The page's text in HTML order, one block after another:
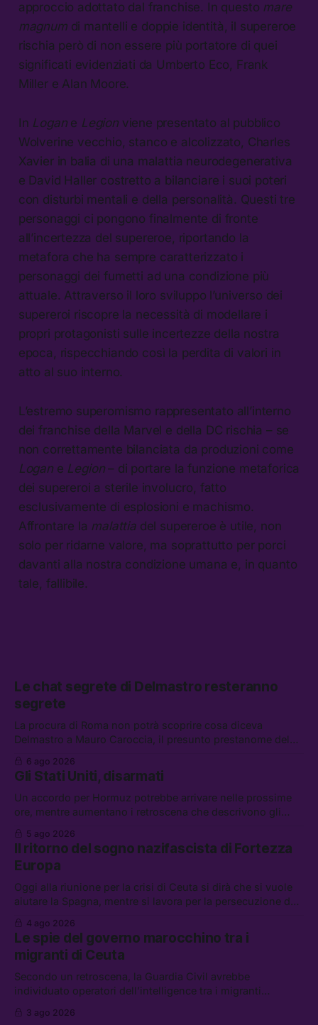
approccio adottato dal franchise. In questo mare
magnumdi mantelli e doppie identità, il supereroe
rischia però di non essere più portatore di quei
significati evidenziati da Umberto Eco, Frank
Miller e Alan Moore.
In Logan e Legionviene presentato al pubblico
Wolverine vecchio, stanco e alcolizzato, Charles
Xavier in balia di una malattia neurodegenerativa
e David Haller costretto a bilanciare i suoi poteri
con disturbi mentali e della personalità. Questi tre
personaggi ci pongono finalmente di fronte
all’incertezza del supereroe, riportando la
metafora che ha sempre caratterizzato i
personaggi dei fumetti ad una condizione più
attuale. Attraverso il loro sviluppo l’universo dei
supereroi riscopre la necessità di modellare i
propri protagonisti sulle incertezze della nostra
epoca, rispecchiando così la perdita di valori in
atto al suo interno.
L’estremo superomismo rappresentato all’interno
dei franchise della Marvel e della DC rischia – se
non correttamente bilanciata da produzioni come
Logan e Legion– di portare la funzione metaforica
dei supereroi a sterile involucro, fatto
esclusivamente di esplosioni e machismo.
Affrontare la malattiadel supereroe è utile, non
solo per ridarne valore, ma soprattutto per porci
davanti alla nostra condizione umana e, in quanto
tale, fallibile.
Le chat segrete di Delmastro resteranno
segrete
La procura di Roma non potrà scoprire cosa diceva
Delmastro a Mauro Caroccia, il presunto prestanome del
attacchi in Libano, il governo chiederà 36 miliardi di
flessibilità in armi e energia, e Grokipedia è già stata
abbandonata
6 ago 2026
Gli Stati Uniti, disarmati
Un accordo per Hormuz potrebbe arrivare nelle prossime
ore, mentre aumentano i retroscena che descrivono gli
chi aspetta i dispersi di Ceuta, il boom dei carburanti
diluiti, e quanti attivisti anti data center sono stati arrestati
5 ago 2026
Il ritorno del sogno nazifascista di Fortezza
Europa
Oggi alla riunione per la crisi di Ceuta si dirà che si vuole
aiutare la Spagna, mentre si lavora per la persecuzione dei
spontanei a Gaza, un giovane di 19 anni è morto sotto il
sole per raccogliere pomodori, e cosa dice l’AI Act europeo
4 ago 2026
Le spie del governo marocchino tra i
migranti di Ceuta
Secondo un retroscena, la Guardia Civil avrebbe
individuato operatori dell’intelligence tra i migranti
hanno ucciso 19 persone a Gaza; le tensioni nel campo
3 ago 2026